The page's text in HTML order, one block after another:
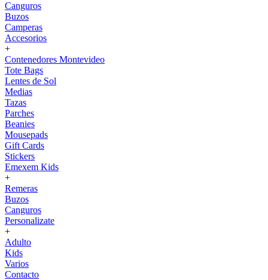
Canguros
Buzos
Camperas
Accesorios
+
Contenedores Montevideo
Tote Bags
Lentes de Sol
Medias
Tazas
Parches
Beanies
Mousepads
Gift Cards
Stickers
Emexem Kids
+
Remeras
Buzos
Canguros
Personalizate
+
Adulto
Kids
Varios
Contacto